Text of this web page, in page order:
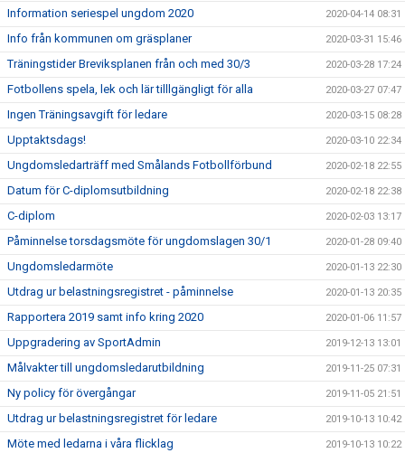
Information seriespel ungdom 2020 2020-04-14 08:31
Info från kommunen om gräsplaner 2020-03-31 15:46
Träningstider Breviksplanen från och med 30/3 2020-03-28 17:24
Fotbollens spela, lek och lär tilllgängligt för alla 2020-03-27 07:47
Ingen Träningsavgift för ledare 2020-03-15 08:28
Upptaktsdags! 2020-03-10 22:34
Ungdomsledarträff med Smålands Fotbollförbund 2020-02-18 22:55
Datum för C-diplomsutbildning 2020-02-18 22:38
C-diplom 2020-02-03 13:17
Påminnelse torsdagsmöte för ungdomslagen 30/1 2020-01-28 09:40
Ungdomsledarmöte 2020-01-13 22:30
Utdrag ur belastningsregistret - påminnelse 2020-01-13 20:35
Rapportera 2019 samt info kring 2020 2020-01-06 11:57
Uppgradering av SportAdmin 2019-12-13 13:01
Målvakter till ungdomsledarutbildning 2019-11-25 07:31
Ny policy för övergångar 2019-11-05 21:51
Utdrag ur belastningsregistret för ledare 2019-10-13 10:42
Möte med ledarna i våra flicklag 2019-10-13 10:22